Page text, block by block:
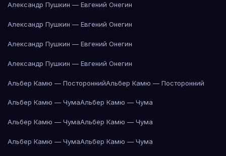
Александр Пушкин — Евгений Онегин
Александр Пушкин — Евгений Онегин
Александр Пушкин — Евгений Онегин
Александр Пушкин — Евгений Онегин
Альбер Камю — ПостороннийАльбер Камю — Посторонний
Альбер Камю — ЧумаАльбер Камю — Чума
Альбер Камю — ЧумаАльбер Камю — Чума
Альбер Камю — ЧумаАльбер Камю — Чума